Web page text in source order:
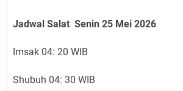
Jadwal Salat Senin 25 Mei 2026
Imsak 04: 20 WIB
Shubuh 04: 30 WIB